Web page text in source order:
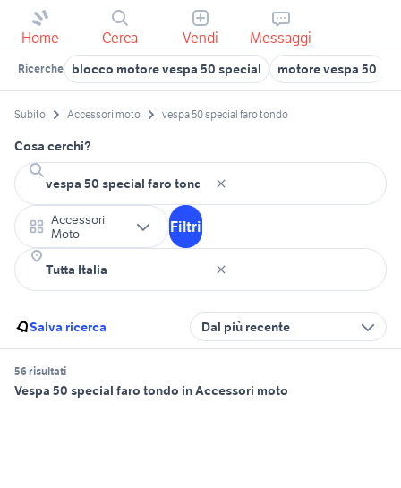
Home Cerca Vendi Messaggi
Ricerche blocco motore vespa 50 special motore vespa 50
Subito Accessori moto vespa 50 special faro tondo
Cosa cerchi?
Accessori
Moto
Filtri
Salva ricerca Dal più recente
56 risultati
Vespa 50 special faro tondo in Accessori moto